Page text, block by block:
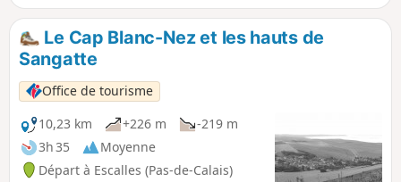
Le Cap Blanc-Nez et les hauts de
Sangatte
Office de tourisme
10,23 km
+226 m
-219 m
3h 35
Moyenne
Départ à Escalles (Pas-de-Calais)